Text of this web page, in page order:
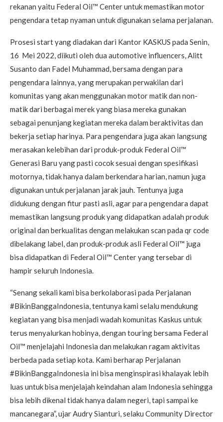
rekanan yaitu Federal Oil™ Center untuk memastikan motor
pengendara tetap nyaman untuk digunakan selama perjalanan.
Prosesi start yang diadakan dari Kantor KASKUS pada Senin,
16 Mei 2022, diikuti oleh dua automotive influencers, Alitt
Susanto dan Fadel Muhammad, bersama dengan para
pengendara lainnya, yang merupakan perwakilan dari
komunitas yang akan menggunakan motor matik dan non-
matik dari berbagai merek yang biasa mereka gunakan
sebagai penunjang kegiatan mereka dalam beraktivitas dan
bekerja setiap harinya. Para pengendara juga akan langsung
merasakan kelebihan dari produk-produk Federal Oil™
Generasi Baru yang pasti cocok sesuai dengan spesifikasi
motornya, tidak hanya dalam berkendara harian, namun juga
digunakan untuk perjalanan jarak jauh. Tentunya juga
didukung dengan fitur pasti asli, agar para pengendara dapat
memastikan langsung produk yang didapatkan adalah produk
original dan berkualitas dengan melakukan scan pada qr code
dibelakang label, dan produk-produk asli Federal Oil™ juga
bisa didapatkan di Federal Oil™ Center yang tersebar di
hampir seluruh Indonesia.
“Senang sekali kami bisa berkolaborasi pada Perjalanan
#BikinBanggaIndonesia, tentunya kami selalu mendukung
kegiatan yang bisa menjadi wadah komunitas Kaskus untuk
terus menyalurkan hobinya, dengan touring bersama Federal
Oil™ menjelajahi Indonesia dan melakukan ragam aktivitas
berbeda pada setiap kota. Kami berharap Perjalanan
#BikinBanggaIndonesia ini bisa menginspirasi khalayak lebih
luas untuk bisa menjelajah keindahan alam Indonesia sehingga
bisa lebih dikenal tidak hanya dalam negeri, tapi sampai ke
mancanegara”, ujar Audry Sianturi, selaku Community Director